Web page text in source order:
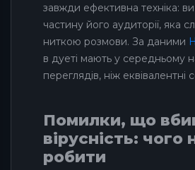
завжди ефективна техніка:
частину його аудиторії, яка
ниткою розмови. За даними
в дуеті мають у середньому
переглядів, ніж еквівалентні
Помилки, що
вірусність: чого
робити